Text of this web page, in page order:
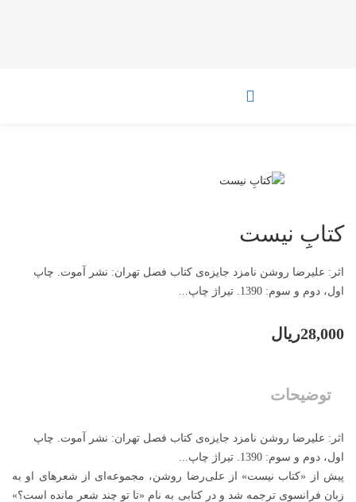
کتابِ نیست
اثر: علیرضا روشن نامزد جایزه‌ی کتاب فصل تهران: نشر آموت. چاپ
اول، دوم و سوم: 1390. تیراژ چاپ...
28,000ریال
توضیحات
اثر: علیرضا روشن نامزد جایزه‌ی کتاب فصل تهران: نشر آموت. چاپ
اول، دوم و سوم: 1390. تیراژ چاپ...
پیش از «کتاب نیست» از علی‌رضا روشن، مجموعه‌ای از شعرهای او به
زبان فرانسوی ترجمه شد و در کتابی به نام «تا تو چند شعر مانده است؟»